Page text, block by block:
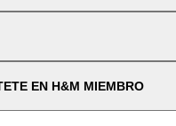
EN H&M MIEMBRO